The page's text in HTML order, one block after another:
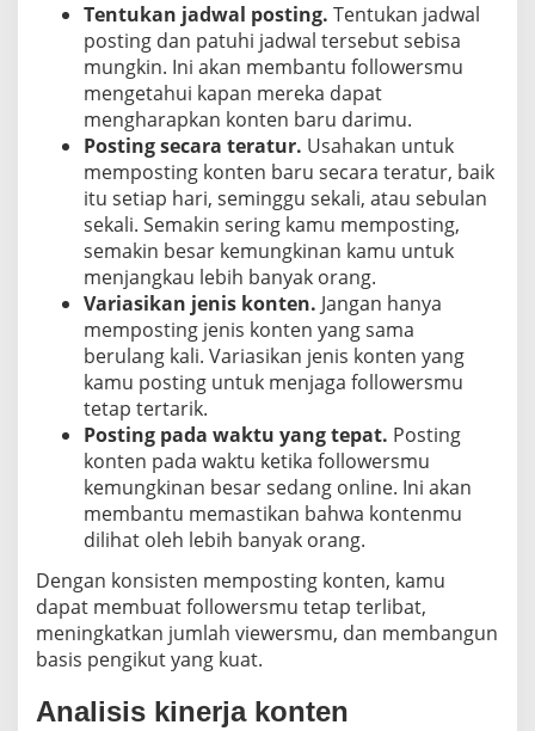
Tentukan jadwal posting. Tentukan jadwal
posting dan patuhi jadwal tersebut sebisa
mungkin. Ini akan membantu followersmu
mengetahui kapan mereka dapat
mengharapkan konten baru darimu.
Posting secara teratur. Usahakan untuk
memposting konten baru secara teratur, baik
itu setiap hari, seminggu sekali, atau sebulan
sekali. Semakin sering kamu memposting,
semakin besar kemungkinan kamu untuk
menjangkau lebih banyak orang.
Variasikan jenis konten. Jangan hanya
memposting jenis konten yang sama
berulang kali. Variasikan jenis konten yang
kamu posting untuk menjaga followersmu
tetap tertarik.
Posting pada waktu yang tepat. Posting
konten pada waktu ketika followersmu
kemungkinan besar sedang online. Ini akan
membantu memastikan bahwa kontenmu
dilihat oleh lebih banyak orang.
Dengan konsisten memposting konten, kamu
dapat membuat followersmu tetap terlibat,
meningkatkan jumlah viewersmu, dan membangun
basis pengikut yang kuat.
Analisis kinerja konten